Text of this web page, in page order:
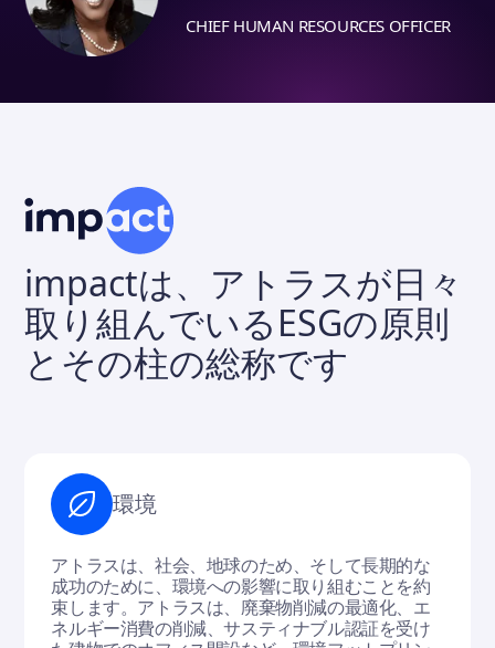
CHIEF HUMAN RESOURCES OFFICER
impactは、アトラスが日々
取り組んでいるESGの原則
とその柱の総称です
環境
アトラスは、社会、地球のため、そして長期的な
成功のために、環境への影響に取り組むことを約
束します。アトラスは、廃棄物削減の最適化、エ
ネルギー消費の削減、サスティナブル認証を受け